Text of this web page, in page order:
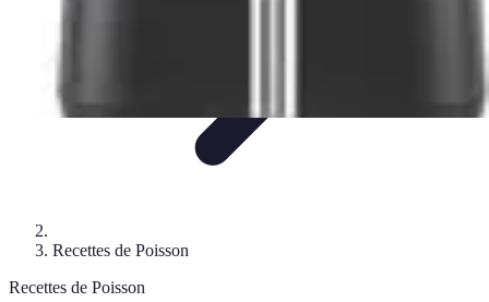
Recettes de Poisson
Recettes de Poisson